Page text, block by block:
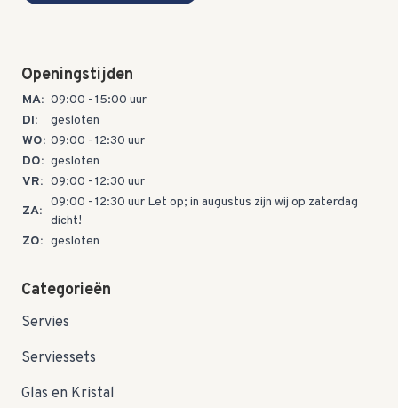
Openingstijden
MA: 09:00 - 15:00 uur
DI:
gesloten
WO: 09:00 - 12:30 uur
DO: gesloten
VR: 09:00 - 12:30 uur
ZA:
09:00 - 12:30 uur Let op; in augustus zijn wij op zaterdag
dicht!
ZO: gesloten
Categorieën
Servies
Serviessets
Glas en Kristal